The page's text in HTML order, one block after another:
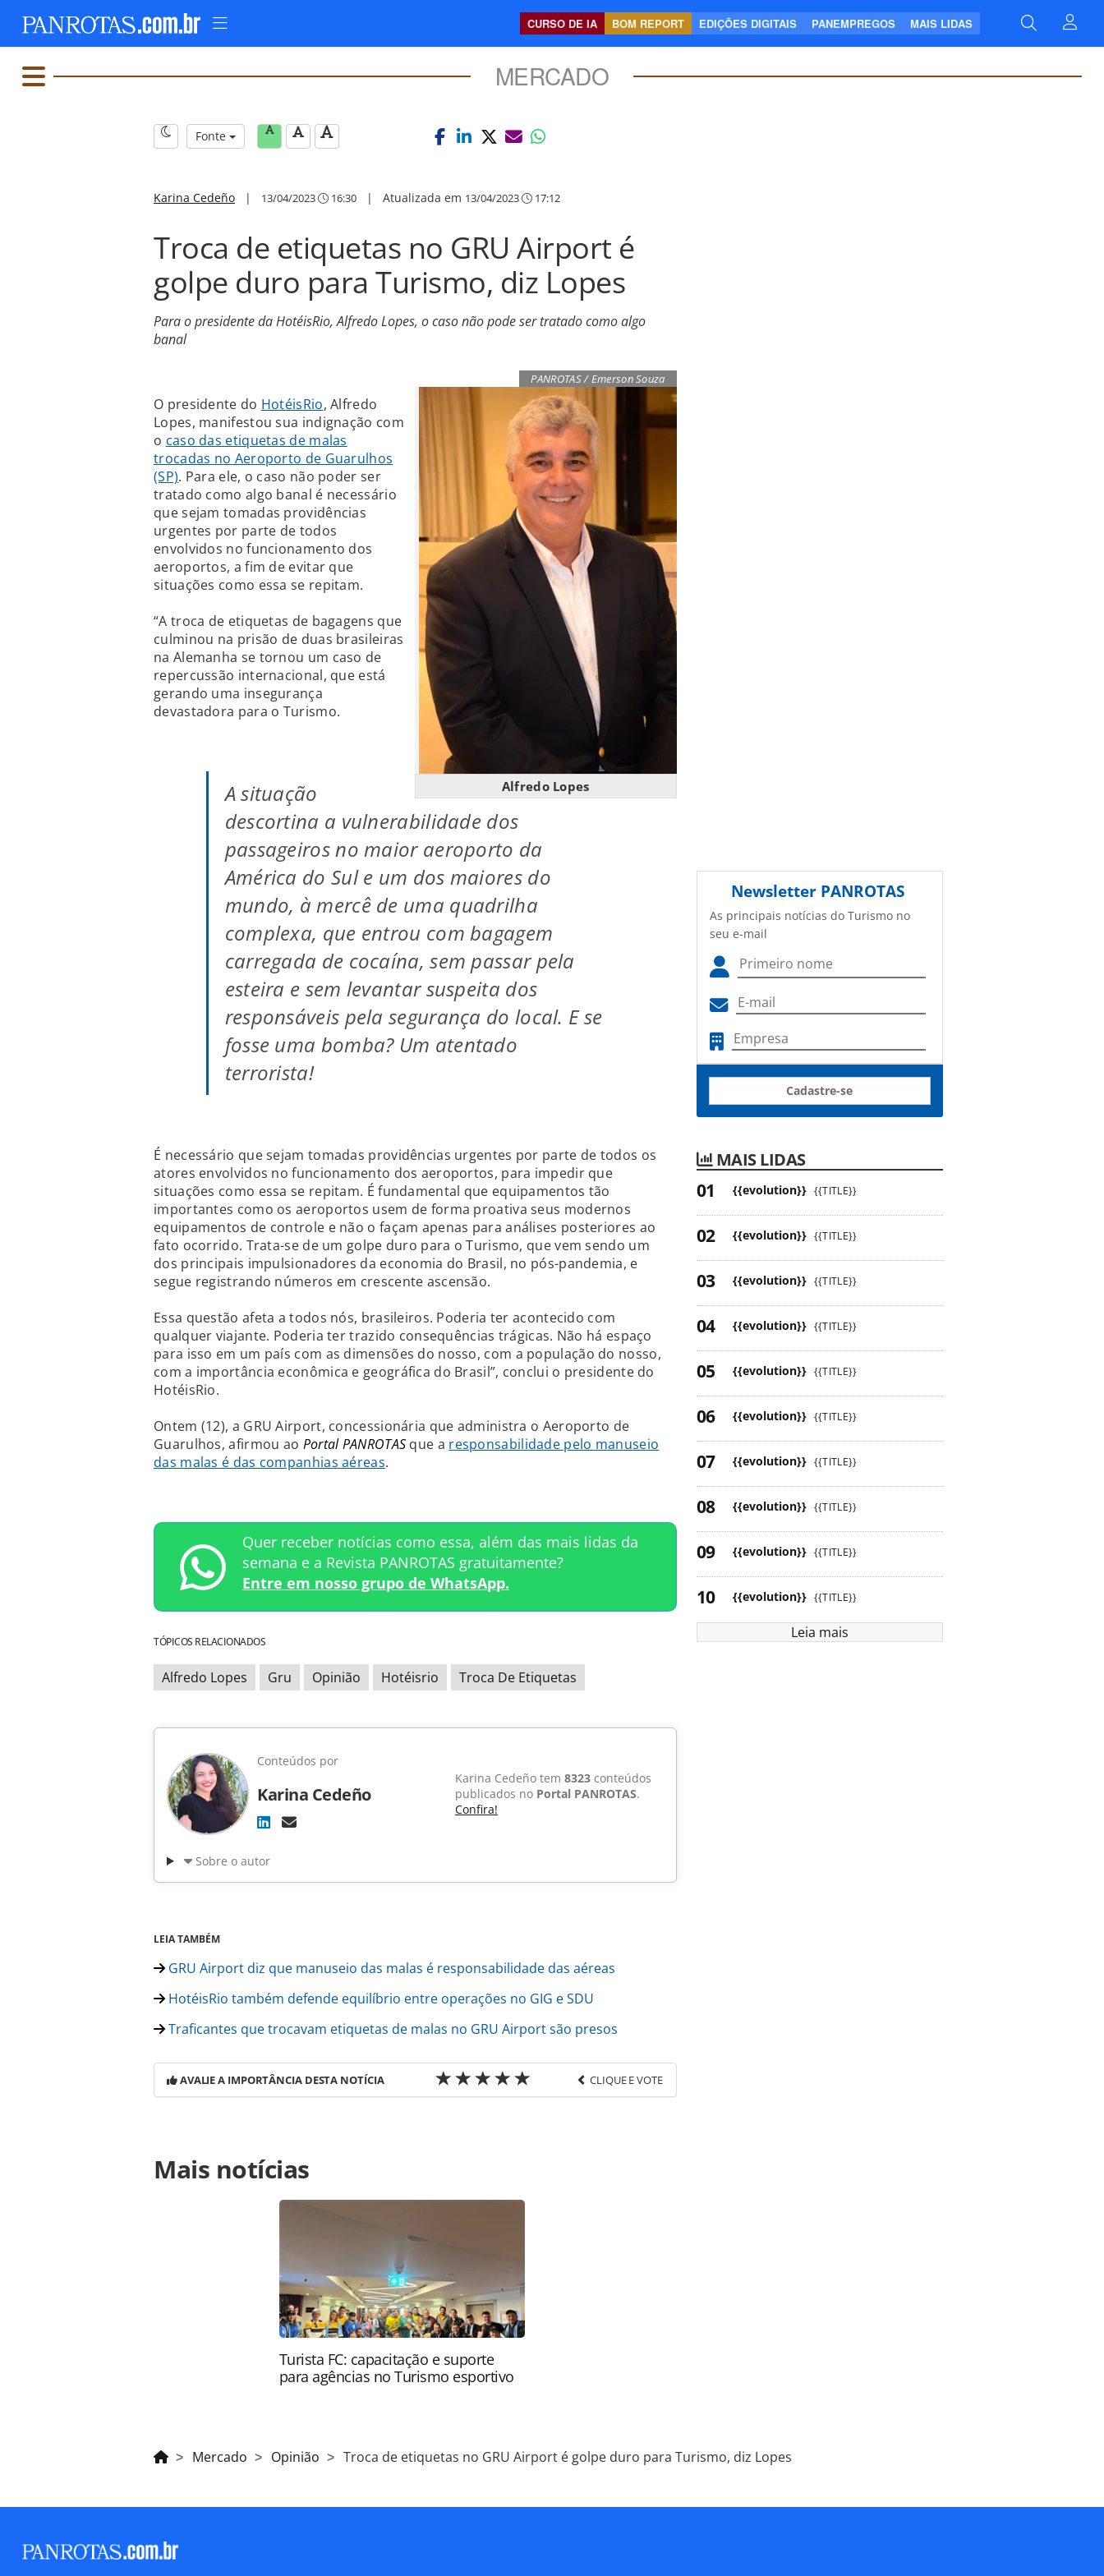
CURSO DE IA BOM REPORT EDIÇÕES DIGITAIS PANEMPREGOS MAIS LIDAS
MERCADO
Fonte
Karina Cedeño | 13/04/2023 16:30 | Atualizada em 13/04/2023 17:12
Troca de etiquetas no GRU Airport é
golpe duro para Turismo, diz Lopes
Para o presidente da HotéisRio, Alfredo Lopes, o caso não pode ser tratado como algo
banal
PANROTAS / Emerson Souza
Alfredo Lopes
O presidente do HotéisRio, Alfredo
Lopes, manifestou sua indignação com
o caso das etiquetas de malas
trocadas no Aeroporto de Guarulhos
(SP). Para ele, o caso não poder ser
tratado como algo banal é necessário
que sejam tomadas providências
urgentes por parte de todos
envolvidos no funcionamento dos
aeroportos, a fim de evitar que
situações como essa se repitam.
“A troca de etiquetas de bagagens que
culminou na prisão de duas brasileiras
na Alemanha se tornou um caso de
repercussão internacional, que está
gerando uma insegurança
devastadora para o Turismo.
A situação
descortina a vulnerabilidade dos
passageiros no maior aeroporto da
América do Sul e um dos maiores do
mundo, à mercê de uma quadrilha
complexa, que entrou com bagagem
carregada de cocaína, sem passar pela
esteira e sem levantar suspeita dos
responsáveis pela segurança do local. E se
fosse uma bomba? Um atentado
terrorista!
É necessário que sejam tomadas providências urgentes por parte de todos os
atores envolvidos no funcionamento dos aeroportos, para impedir que
situações como essa se repitam. É fundamental que equipamentos tão
importantes como os aeroportos usem de forma proativa seus modernos
equipamentos de controle e não o façam apenas para análises posteriores ao
fato ocorrido. Trata-se de um golpe duro para o Turismo, que vem sendo um
dos principais impulsionadores da economia do Brasil, no pós-pandemia, e
segue registrando números em crescente ascensão.
Essa questão afeta a todos nós, brasileiros. Poderia ter acontecido com
qualquer viajante. Poderia ter trazido consequências trágicas. Não há espaço
para isso em um país com as dimensões do nosso, com a população do nosso,
com a importância econômica e geográfica do Brasil”, conclui o presidente do
HotéisRio.
Ontem (12), a GRU Airport, concessionária que administra o Aeroporto de
Guarulhos, afirmou ao Portal PANROTAS que a responsabilidade pelo manuseio
das malas é das companhias aéreas.
Quer receber notícias como essa, além das mais lidas da
semana e a Revista PANROTAS gratuitamente?
Entre em nosso grupo de WhatsApp.
TÓPICOS RELACIONADOS
Alfredo Lopes Gru Opinião Hotéisrio Troca De Etiquetas
Conteúdos por
Karina Cedeño
Karina Cedeño tem 8323 conteúdos
publicados no Portal PANROTAS.
Confira!
Sobre o autor
LEIA TAMBÉM
GRU Airport diz que manuseio das malas é responsabilidade das aéreas
HotéisRio também defende equilíbrio entre operações no GIG e SDU
Traficantes que trocavam etiquetas de malas no GRU Airport são presos
AVALIE A IMPORTÂNCIA DESTA NOTÍCIA CLIQUE E VOTE
https://www.panrotas.com.br/mercado/opiniao/2023/04/troca-de-etiquetas-em-gru-
airport-e-golpe-duro-para-turismo-diz-lopes_196112.html ou as ferramentas oferecidas
na página. Todo o conteúdo produzido pela PANROTAS Editora é protegido pela
da PANROTAS Editora (copyright@panrotas.com.br).
Mais notícias
Turista FC: capacitação e suporte
para agências no Turismo esportivo
Newsletter PANROTAS
As principais notícias do Turismo no
seu e-mail
Cadastre-se
MAIS LIDAS
{{evolution}} {{TITLE}}
{{evolution}} {{TITLE}}
{{evolution}} {{TITLE}}
{{evolution}} {{TITLE}}
{{evolution}} {{TITLE}}
{{evolution}} {{TITLE}}
{{evolution}} {{TITLE}}
{{evolution}} {{TITLE}}
{{evolution}} {{TITLE}}
{{evolution}} {{TITLE}}
Leia mais
Mercado Opinião Troca de etiquetas no GRU Airport é golpe duro para Turismo, diz Lopes